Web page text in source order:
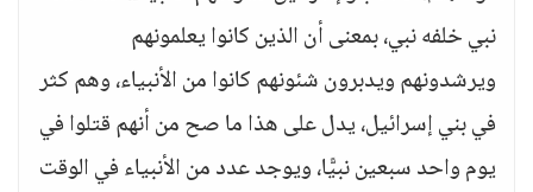
نبي خلفه نبي، بمعنى أن الذين كانوا يعلمونهم
ويرشدونهم ويدبرون شئونهم كانوا من الأنبياء، وهم كثر
في بني إسرائيل، يدل على هذا ما صح من أنهم قتلوا في
يوم واحد سبعين نبيًّا، ويوجد عدد من الأنبياء في الوقت